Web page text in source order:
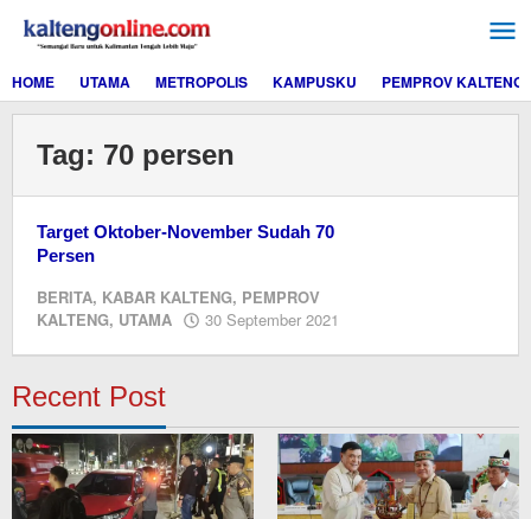
konten
HOME
UTAMA METROPOLIS KAMPUSKU PEMPROV KALTENG
Tag: 70 persen
Target Oktober-November Sudah 70
Persen
BERITA, KABAR KALTENG, PEMPROV
KALTENG, UTAMA 30 September 2021
Recent Post